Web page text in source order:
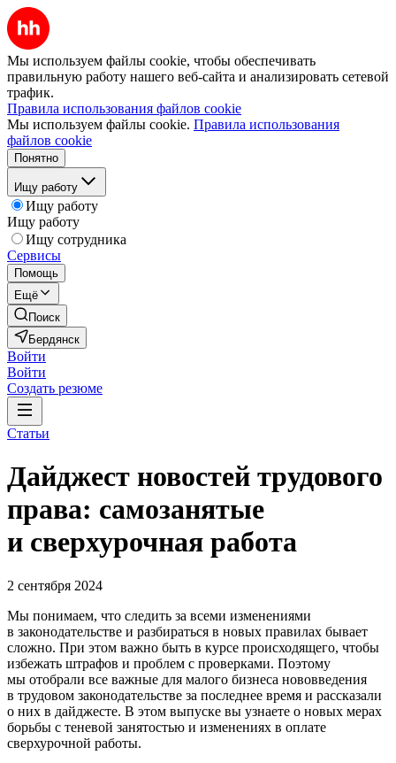
Мы используем файлы cookie, чтобы обеспечивать
правильную работу нашего веб-сайта и анализировать сетевой
трафик.
Правила использования файлов cookie
Мы используем файлы cookie. Правила использования
файлов cookie
Понятно
Ищу работу
Ищу работу
Ищу работу
Ищу сотрудника
Сервисы
Помощь
Ещё
Поиск
Бердянск
Войти
Войти
Создать резюме
Статьи
Дайджест новостей трудового
права: самозанятые
и сверхурочная работа
2 сентября 2024
Мы понимаем, что следить за всеми изменениями
в законодательстве и разбираться в новых правилах бывает
сложно. При этом важно быть в курсе происходящего, чтобы
избежать штрафов и проблем с проверками. Поэтому
мы отобрали все важные для малого бизнеса нововведения
в трудовом законодательстве за последнее время и рассказали
о них в дайджесте. В этом выпуске вы узнаете о новых мерах
борьбы с теневой занятостью и изменениях в оплате
сверхурочной работы.